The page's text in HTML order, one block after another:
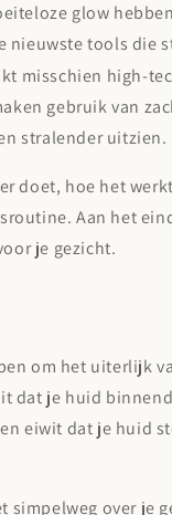
glow
nieuwste tools die
misschien high-
gebruik van
stralender uitzien.
doet, hoe het
Aan het
je gezicht.
om het uiterlijk
dat je huid
eiwit dat je huid
simpelweg over je